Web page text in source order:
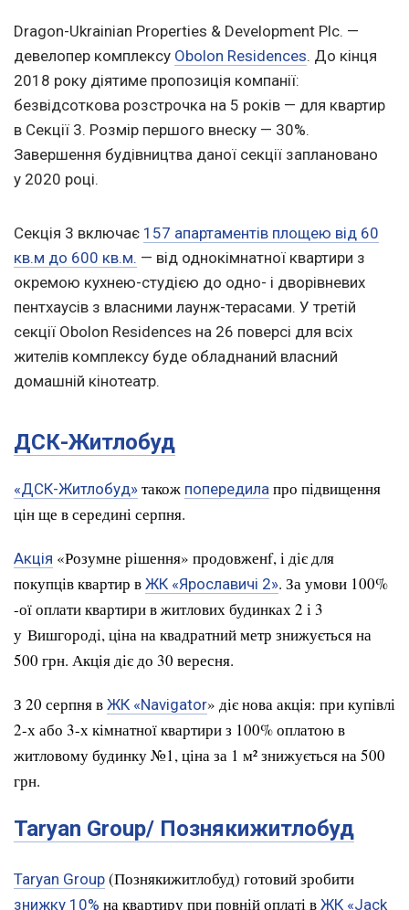
Dragon-Ukrainian Properties & Development Plc. —
девелопер комплексу Obolon Residences. До кінця
2018 року діятиме пропозиція компанії:
безвідсоткова розстрочка на 5 років — для квартир
в Секції 3. Розмір першого внеску — 30%.
Завершення будівництва даної секції заплановано
у 2020 році.
Секція 3 включає 157 апартаментів площею від 60
кв.м до 600 кв.м. — від однокімнатної квартири з
окремою кухнею-студією до одно- і дворівневих
пентхаусів з власними лаунж-терасами. У третій
секції Obolon Residences на 26 поверсі для всіх
жителів комплексу буде обладнаний власний
домашній кінотеатр.
ДСК-Житлобуд
«ДCК-Житлобуд» також попередила про підвищення
цін ще в середині серпня.
Акція «Розумне рішення» продовженf, і діє для
покупців квартир в ЖК «Ярославичі 2». За умови 100%
-ої оплати квартири в житлових будинках 2 і 3
у Вишгороді, ціна на квадратний метр знижується на
500 грн. Акція діє до 30 вересня.
З 20 серпня в ЖК «Navigator» діє нова акція: при купівлі
2-х або 3-х кімнатної квартири з 100% оплатою в
житловому будинку №1, ціна за 1 м² знижується на 500
грн.
Taryan Group/ Познякижитлобуд
Taryan Group (Познякижитлобуд) готовий зробити
знижку 10% на квартиру при повній оплаті в ЖК «Jack